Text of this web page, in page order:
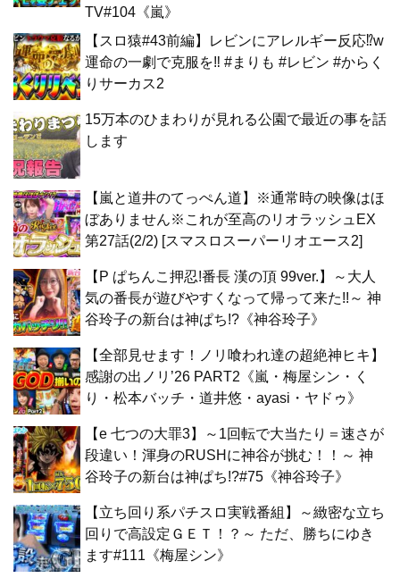
TV#104《嵐》
【スロ猿#43前編】レビンにアレルギー反応⁉w
運命の一劇で克服を‼ #まりも #レビン #からく
りサーカス2
15万本のひまわりが見れる公園で最近の事を話
します
【嵐と道井のてっぺん道】※通常時の映像はほ
ぼありません※これが至高のリオラッシュEX
第27話(2/2) [スマスロスーパーリオエース2]
【P ぱちんこ押忍!番長 漢の頂 99ver.】～大人
気の番長が遊びやすくなって帰って来た!!～ 神
谷玲子の新台は神ぱち!?《神谷玲子》
【全部見せます！ノリ喰われ達の超絶神ヒキ】
感謝の出ノリ’26 PART2《嵐・梅屋シン・く
り・松本バッチ・道井悠・ayasi・ヤドゥ》
【e 七つの大罪3】～1回転で大当たり＝速さが
段違い！渾身のRUSHに神谷が挑む！！～ 神
谷玲子の新台は神ぱち!?#75《神谷玲子》
【立ち回り系パチスロ実戦番組】～緻密な立ち
回りで高設定ＧＥＴ！？～ ただ、勝ちにゆき
ます#111《梅屋シン》